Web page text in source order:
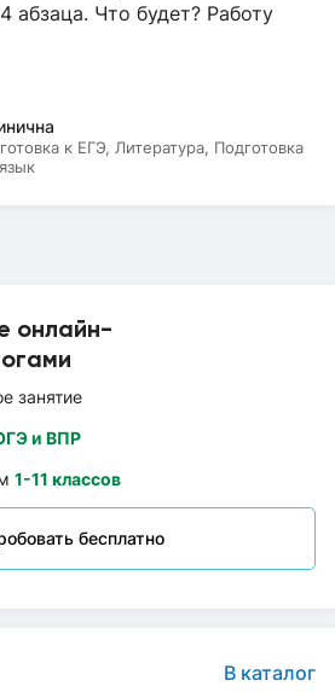
онлайн-
занятие
и ВПР
1-11 классов
бесплатно
В каталог
абзаца. Что будет? Работу
к ЕГЭ, Литература, Подготовка